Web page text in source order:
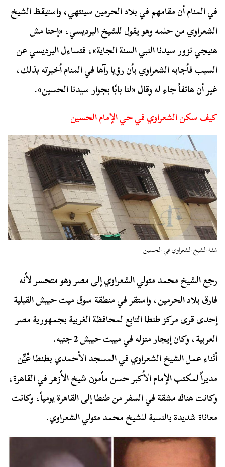
في المنام أن مقامهم في بلاد الحرمين سينتهي، واستيقظ الشيخ
الشعراوي من حلمه وهو يقول للشيخ البرديسي، «إحنا مش
هنيجي نزور سيدنا النبي السنة الجاية»، فتساءل البرديسي عن
السبب فأجابه الشعراوي بأن رؤيا رآها في المنام أخبرته بذلك،
غير أن هاتفاً جاء له وقال «لنا بابًا بجوار سيدنا الحسين».
كيف سكن الشعراوي في حي الإمام الحسين
شقة الشيخ الشعراوي في الحسين
رجع الشيخ محمد متولي الشعراوي إلى مصر وهو متحسر لأنه
فارق بلاد الحرمين، واستقر في منطقة سوق ميت حبيش القبلية
إحدى قرى مركز طنطا التابع لمحافظة الغربية بجمهورية مصر
العربية، وكان إيجار منزله في مبيت حبيش 2 جنيه.
أثناء عمل الشيخ الشعراوي في المسجد الأحمدي بطنطا عُيِّن
مديراً لمكتب الإمام الأكبر حسن مأمون شيخ الأزهر في القاهرة،
وكانت هناك مشقة في السفر من طنطا إلى القاهرة يومياً، وكانت
معاناة شديدة بالنسبة للشيخ محمد متولي الشعراوي.